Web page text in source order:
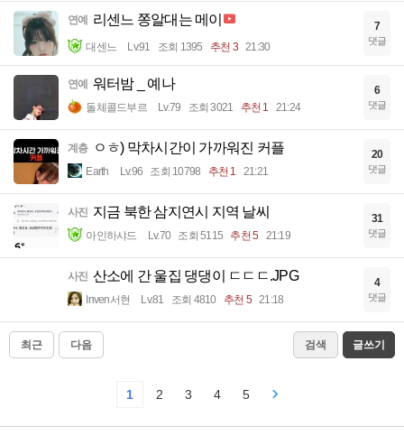
연예 리센느 쫑알대는 메이
대센느 Lv.91 조회 1395 추천 3 21:30
7
댓글
연예 워터밤 _ 예나
돌체콜드부르 Lv.79 조회 3021 추천 1 21:24
6
댓글
계층 ㅇㅎ) 막차시간이 가까워진 커플
Earth Lv.96 조회 10798 추천 1 21:21
20
댓글
사진 지금 북한 삼지연시 지역 날씨
아인하샤드 Lv.70 조회 5115 추천 5 21:19
31
댓글
사진 산소에 간 울집 댕댕이 ㄷㄷㄷ.JPG
Inven서현 Lv.81 조회 4810 추천 5 21:18
4
댓글
최근 다음 검색 글쓰기
1 2 3 4 5